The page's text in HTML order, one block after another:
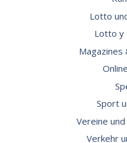
Lotto
Lotto y
Magazines
Sport
Vereine
Verkehr